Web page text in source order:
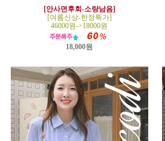
[안사면후회-소량남음]
[여름신상-한정특가]
46000원->18000원
18,000원